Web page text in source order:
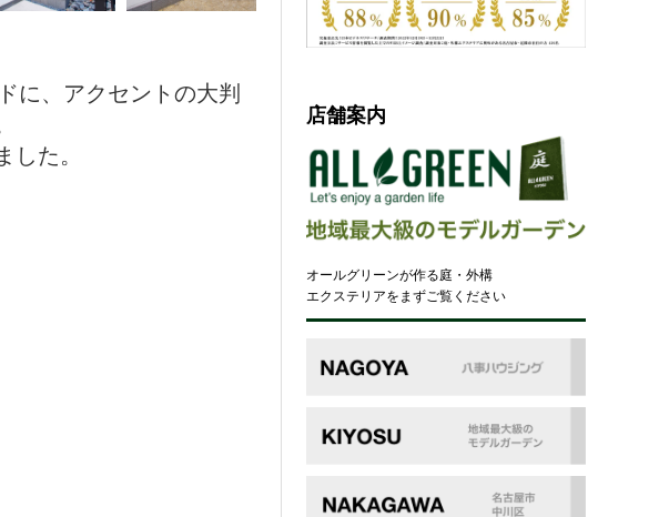
に、アクセントの大判
た。
店舗案内
オールグリーンが作る庭・外構
エクステリアをまずご覧ください